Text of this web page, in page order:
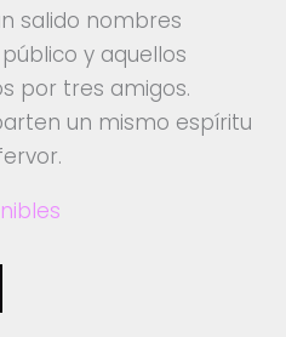
salido nombres
y aquellos
por tres amigos.
un mismo espíritu